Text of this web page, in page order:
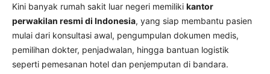
Kini banyak rumah sakit luar negeri memiliki kantor
perwakilan resmi di Indonesia, yang siap membantu pasien
mulai dari konsultasi awal, pengumpulan dokumen medis,
pemilihan dokter, penjadwalan, hingga bantuan logistik
seperti pemesanan hotel dan penjemputan di bandara.